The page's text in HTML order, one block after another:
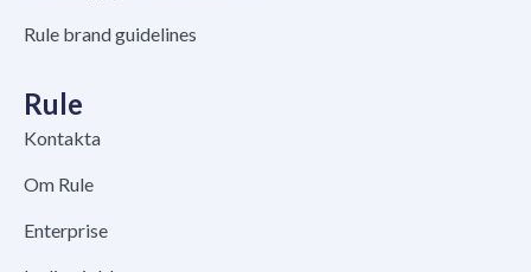
Rule brand guidelines
Rule
Kontakta
Om Rule
Enterprise